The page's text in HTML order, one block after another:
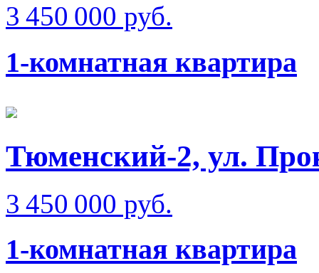
3 450 000 руб.
1-комнатная квартира
Тюменский-2, ул.
3 450 000 руб.
1-комнатная квартира